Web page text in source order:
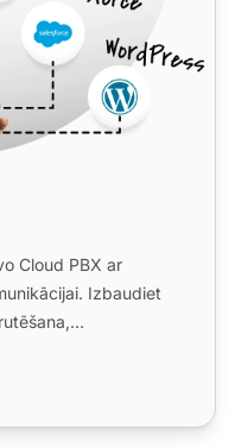
Cloud PBX ar
Izbaudiet